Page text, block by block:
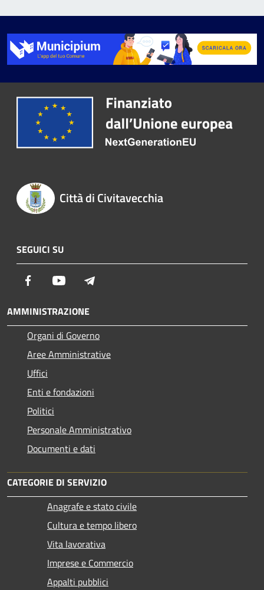
Città di Civitavecchia
SEGUICI SU
Facebook Youtube
AMMINISTRAZIONE
Organi di Governo
Aree Amministrative
Uffici
Enti e fondazioni
Politici
Personale Amministrativo
Documenti e dati
CATEGORIE DI SERVIZIO
Anagrafe e stato civile
Cultura e tempo libero
Vita lavorativa
Imprese e Commercio
Appalti pubblici